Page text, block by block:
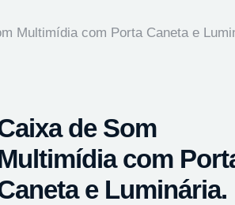
Multimídia com Porta Caneta e
de Som
com
e Luminária.